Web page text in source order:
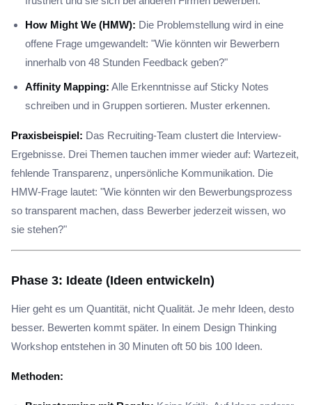
How Might We (HMW): Die Problemstellung wird in eine
offene Frage umgewandelt: "Wie könnten wir Bewerbern
innerhalb von 48 Stunden Feedback geben?"
Affinity Mapping: Alle Erkenntnisse auf Sticky Notes
schreiben und in Gruppen sortieren. Muster erkennen.
Praxisbeispiel: Das Recruiting-Team clustert die Interview-
Ergebnisse. Drei Themen tauchen immer wieder auf: Wartezeit,
fehlende Transparenz, unpersönliche Kommunikation. Die
HMW-Frage lautet: "Wie könnten wir den Bewerbungsprozess
so transparent machen, dass Bewerber jederzeit wissen, wo
sie stehen?"
Phase 3: Ideate (Ideen entwickeln)
Hier geht es um Quantität, nicht Qualität. Je mehr Ideen, desto
besser. Bewerten kommt später. In einem Design Thinking
Workshop entstehen in 30 Minuten oft 50 bis 100 Ideen.
Methoden: